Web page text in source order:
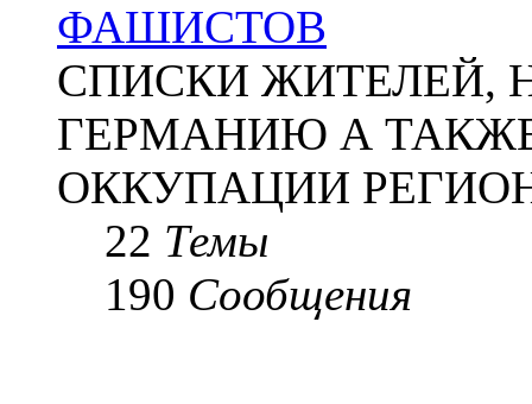
ФАШИСТОВ
СПИСКИ ЖИТЕЛЕЙ,
ГЕРМАНИЮ А
ОККУПАЦИИ
22 Темы
190 Сообщения